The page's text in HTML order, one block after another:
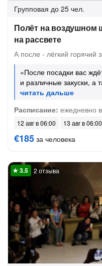
Групповая до 25 чел.
Полёт на воздушном
на рассвете
А после - лёгкий горячий
«После посадки вас
и различные закуски, а
Расписание: ежедневно
12 авг в 06:00 13 авг в 06:00
€185 за человека
2 отзыва